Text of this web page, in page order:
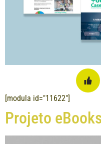
[modula id="11622"]
Projeto